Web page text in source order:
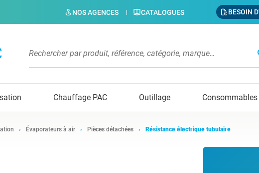
NOS AGENCES CATALOGUES BESOIN
Chauffage PAC Outillage Consommables
Évaporateurs à air Pièces détachées Résistance électrique tubulaire